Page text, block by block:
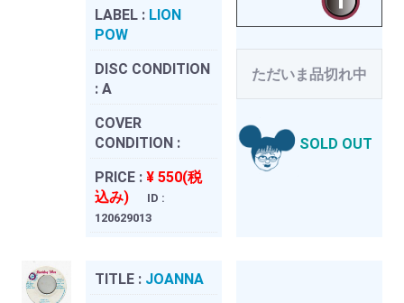
LABEL : LION
POW
DISC CONDITION
: A
COVER
CONDITION :
PRICE : ¥ 550(税
込み)
ID :
120629013
ただいま品切れ中
SOLD OUT
TITLE : JOANNA